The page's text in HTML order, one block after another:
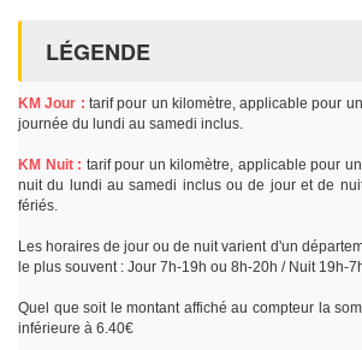
LÉGENDE
KM Jour : tarif pour un kilomètre, applicable pour
journée du lundi au samedi inclus.
KM Nuit : tarif pour un kilomètre, applicable pour
nuit du lundi au samedi inclus ou de jour et de
fériés.
Les horaires de jour ou de nuit varient d'un
le plus souvent : Jour 7h-19h ou 8h-20h / Nuit 19h-
Quel que soit le montant affiché au compteur la
inférieure à 6.40€